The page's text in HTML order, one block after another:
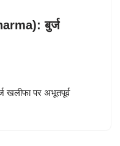
बुर्ज
खलीफा पर अभूतपूर्व